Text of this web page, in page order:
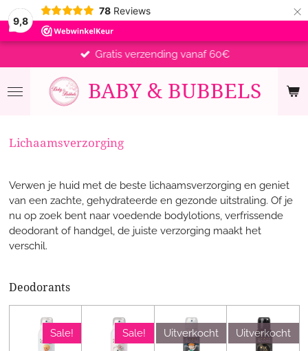
9,8
78 Reviews ×
BABY & BUBBELS
Gratis verzending vanaf 60€
Lichaamsverzorging
Verwen je huid met de beste lichaamsverzorging en geniet
van een zachte, gehydrateerde en gezonde uitstraling. Of je
nu op zoek bent naar voedende bodylotions, verfrissende
deodorant of handgel, de juiste verzorging maakt het
verschil.
Deodorants
Sale! Sale! Uitverkocht Uitverkocht